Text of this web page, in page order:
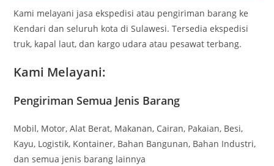
Kami melayani jasa ekspedisi atau pengiriman barang ke
Kendari dan seluruh kota di Sulawesi. Tersedia ekspedisi
truk, kapal laut, dan kargo udara atau pesawat terbang.
Kami Melayani:
Pengiriman Semua Jenis Barang
Mobil, Motor, Alat Berat, Makanan, Cairan, Pakaian, Besi,
Kayu, Logistik, Kontainer, Bahan Bangunan, Bahan Industri,
dan semua jenis barang lainnya